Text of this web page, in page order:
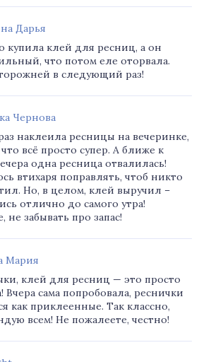
Дарья
купила клей для ресниц, а он
что потом еле оторвала.
в следующий раз!
Чернова
наклеила ресницы на вечеринке,
всё просто супер. А ближе к
одна ресница отвалилась!
втихаря поправлять, чтоб никто
Но, в целом, клей выручил –
отлично до самого утра!
не забывать про запас!
Мария
клей для ресниц — это просто
Вчера сама попробовала, реснички
как приклеенные. Так классно,
всем! Не пожалеете, честно!